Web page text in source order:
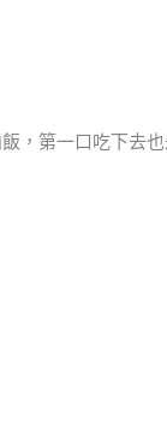
，第一口吃下去